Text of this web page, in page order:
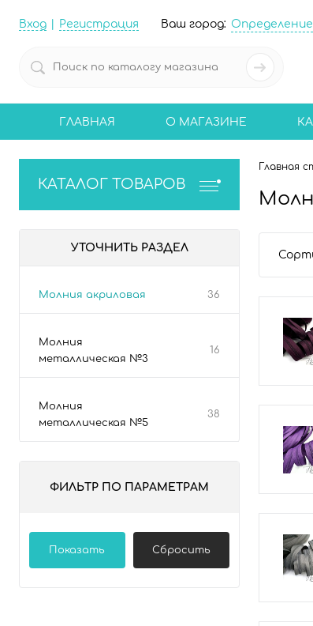
Вход Регистрация Ваш город: Определение
ГЛАВНАЯ О МАГАЗИНЕ
КАТАЛОГ ТОВАРОВ
УТОЧНИТЬ РАЗДЕЛ
Молния акриловая 36
Молния
металлическая №3
16
Молния
металлическая №5
38
ФИЛЬТР ПО ПАРАМЕТРАМ
Показать Сбросить
Главная